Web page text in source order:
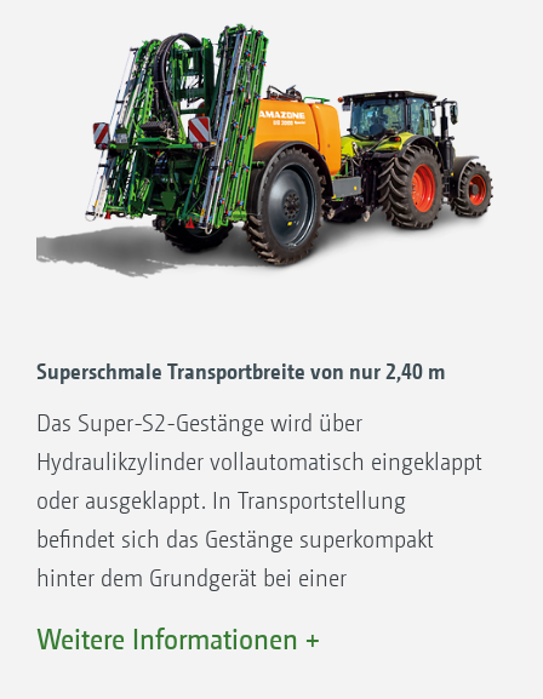
Superschmale Transportbreite von nur 2,40 m
Das Super-S2-Gestänge wird über
Hydraulikzylinder vollautomatisch eingeklappt
oder ausgeklappt. In Transportstellung
befindet sich das Gestänge superkompakt
hinter dem Grundgerät bei einer
Transporthöhe von 3,30 m. Mit einem bis zu
Weitere Informationen +